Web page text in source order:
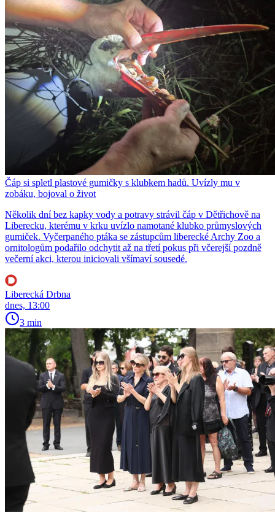
Čáp si spletl plastové gumičky s klubkem hadů. Uvízly mu v
zobáku, bojoval o život
Několik dní bez kapky vody a potravy strávil čáp v Dětřichově na
Liberecku, kterému v krku uvízlo namotané klubko průmyslových
gumiček. Vyčerpaného ptáka se zástupcům liberecké Archy Zoo a
ornitologům podařilo odchytit až na třetí pokus při včerejší pozdně
večerní akci, kterou iniciovali všímaví sousedé.
Liberecká Drbna
dnes, 13:00
3 min